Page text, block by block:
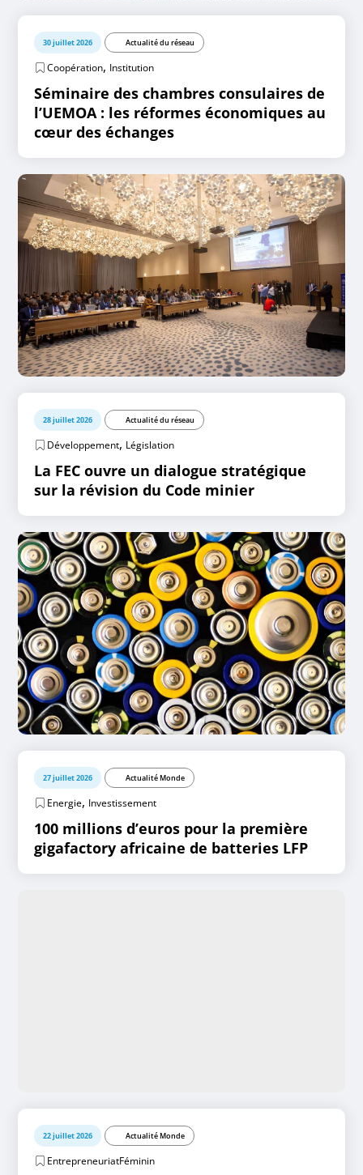
30 juillet 2026 Actualité du réseau
Coopération, Institution
Séminaire des chambres consulaires de
l’UEMOA : les réformes économiques au
cœur des échanges
28 juillet 2026 Actualité du réseau
Développement, Législation
La FEC ouvre un dialogue stratégique
sur la révision du Code minier
27 juillet 2026 Actualité Monde
Energie, Investissement
100 millions d’euros pour la première
gigafactory africaine de batteries LFP
22 juillet 2026 Actualité Monde
EntrepreneuriatFéminin